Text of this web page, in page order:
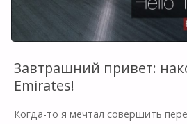
Завтрашний привет:
Emirates!
Когда-то я мечтал совершить